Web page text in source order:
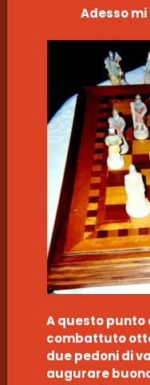
Adesso
A questo punto
combattuto
due pedoni di
augurare